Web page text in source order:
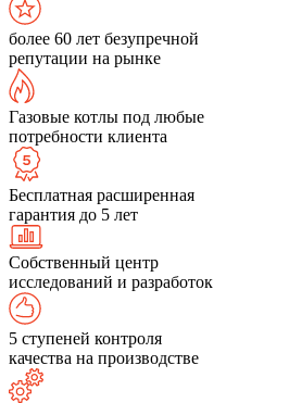
более 60 лет безупречной
репутации на рынке
Газовые котлы под любые
потребности клиента
Бесплатная расширенная
гарантия до 5 лет
Собственный центр
исследований и разработок
5 ступеней контроля
качества на производстве